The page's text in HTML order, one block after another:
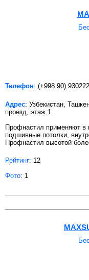
Телефон: (+998 90)
Адрес: Узбекистан,
проезд, этаж 1
Профнастил применяют в
подшивные потолки,
Профнастил высотой
Рейтинг: 12
Фото: 1